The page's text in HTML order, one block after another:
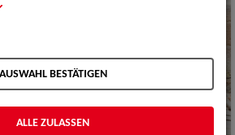
AUSWAHL BESTÄTIGEN
ALLE ZULASSEN